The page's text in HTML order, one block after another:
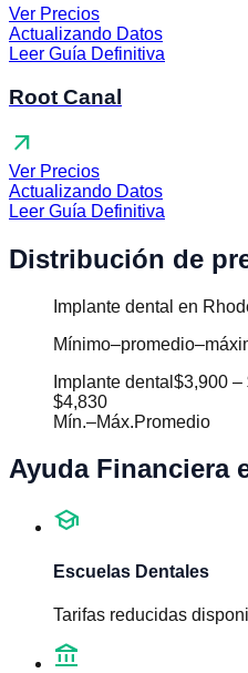
Ver Precios
Actualizando Datos
Leer Guía Definitiva
Root Canal
arrow_outward
Ver Precios
Actualizando Datos
Leer Guía Definitiva
Distribución de
Implante dental en
Implante dental $3,900 –
$4,830
Mín.–Máx.Promedio
Ayuda Financiera
school
Escuelas Dentales
Tarifas reducidas
account_balance